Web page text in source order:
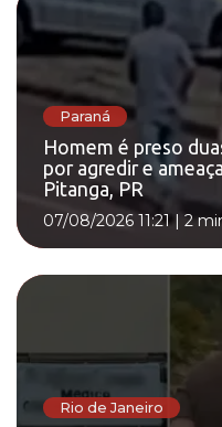
Paraná
Homem é preso
por agredir e
Pitanga, PR
07/08/2026 11:21| 2
Rio de Janeiro